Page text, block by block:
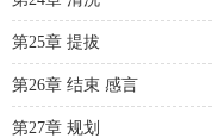
第25章 提拔
第26章 结束 感言
第27章 规划